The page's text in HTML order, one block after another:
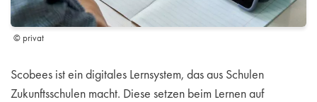
© privat
Scobees ist ein digitales Lernsystem, das aus Schulen
Zukunftsschulen macht. Diese setzen beim Lernen auf